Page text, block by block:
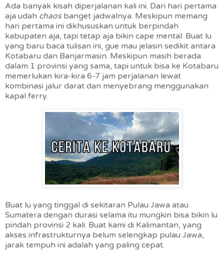
Ada banyak kisah diperjalanan kali ini. Dari hari pertama
aja udah chaos banget jadwalnya. Meskipun memang
hari pertama ini dikhususkan untuk berpindah
kabupaten aja, tapi tetap aja bikin cape mental. Buat lu
yang baru baca tulisan ini, gue mau jelasin sedikit antara
Kotabaru dan Banjarmasin. Meskipun masih berada
dalam 1 provinsi yang sama, tapi untuk bisa ke Kotabaru
memerlukan kira-kira 6-7 jam perjalanan lewat
kombinasi jalur darat dan menyebrang menggunakan
kapal ferry.
Buat lu yang tinggal di sekitaran Pulau Jawa atau
Sumatera dengan durasi selama itu mungkin bisa bikin lu
pindah provinsi 2 kali. Buat kami di Kalimantan, yang
akses infrastrukturnya belum selengkap pulau Jawa,
jarak tempuh ini adalah yang paling cepat.